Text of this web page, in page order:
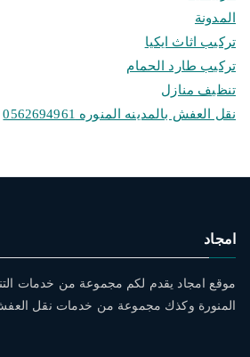
المدونة
تركيب اثاث ايكيا
تركيب طارد الحمام
تنظيف منازل
نقل العفش بالمدينه المنوره 0562694961
امجاد
موقع امجاد يقدم لكم مجموعة من خدمات
المنورة وكذك مجموعة من خدمات نقل العفش